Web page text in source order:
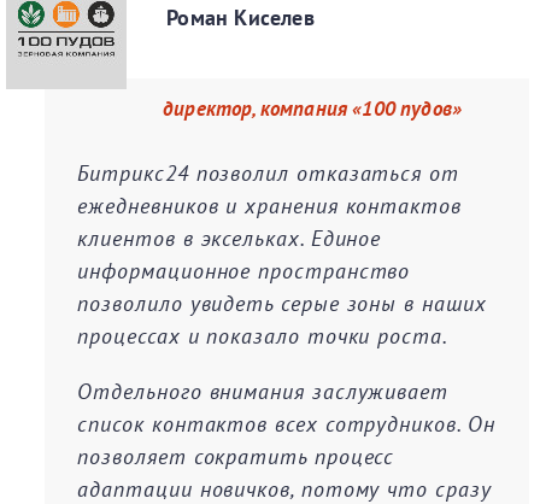
Роман Киселев
директор, компания «100 пудов»
Битрикс24 позволил отказаться от
ежедневников и хранения контактов
клиентов в эксельках. Единое
информационное пространство
позволило увидеть серые зоны в наших
процессах и показало точки роста.
Отдельного внимания заслуживает
список контактов всех сотрудников. Он
позволяет сократить процесс
адаптации новичков, потому что сразу